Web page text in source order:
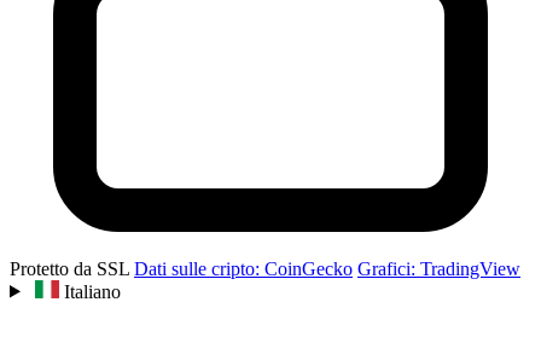
Protetto da SSL Dati sulle cripto: CoinGecko Grafici: TradingView
Italiano